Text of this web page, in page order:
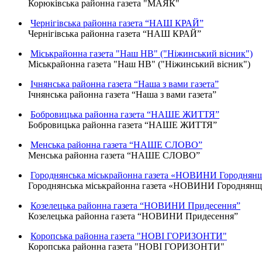
Корюківська районна газета "МАЯК"
Чернігівська районна газета “НАШ КРАЙ”
Чернігівська районна газета “НАШ КРАЙ”
Міськрайонна газета "Наш НВ" ("Ніжинський вісник")
Міськрайонна газета "Наш НВ" ("Ніжинський вісник")
Ічнянська районна газета “Наша з вами газета”
Ічнянська районна газета “Наша з вами газета”
Бобровицька районна газета “НАШЕ ЖИТТЯ”
Бобровицька районна газета “НАШЕ ЖИТТЯ”
Менська районна газета “НАШЕ СЛОВО”
Менська районна газета “НАШЕ СЛОВО”
Городнянська міськрайонна газета «НОВИНИ
Городнянська міськрайонна газета «НОВИНИ
Козелецька районна газета “НОВИНИ Придесення”
Козелецька районна газета “НОВИНИ Придесення”
Коропська районна газета "НОВІ ГОРИЗОНТИ"
Коропська районна газета "НОВІ ГОРИЗОНТИ"